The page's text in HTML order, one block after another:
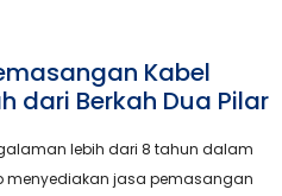
Kabel
dari Berkah Dua Pilar
lebih dari 8 tahun dalam
menyediakan jasa pemasangan